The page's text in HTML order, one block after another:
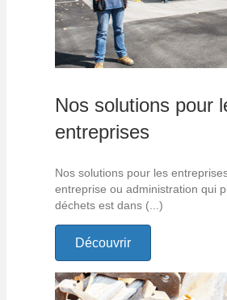
Nos solutions pour
entreprises
Nos solutions pour les
entreprise ou administration qui
déchets est dans (...)
Découvrir